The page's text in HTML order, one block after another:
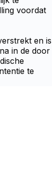
voordat
en is
in de door
te